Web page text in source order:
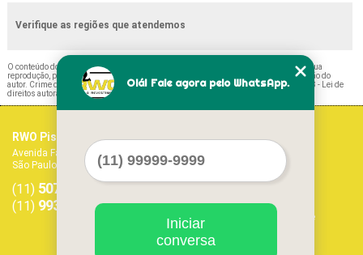
Verifique as regiões que atendemos
O conteúdo do texto " Paviflex Piso Preços Rudge Ramos
" é de direito reservado. Sua
reprodução, parcial ou total, mesmo citando nossos links, é proibida sem a autorização do
autor. Crime de violação de direito autoral – artigo 184 do Código Penal –Lei 9610/98 - Lei de
direitos autorais
RWO Pisos Vinílicos
Avenida Fagundes Filho, 1017 - Vila Monte Alegre
São Paulo - SP - CEP: 04304-011
(11) 5071-1468
(11) 99379-9303
Home
Empresa
Missão
Serviços
Contato
Mapa do site
Olá! Fale agora pelo WhatsApp.
Iniciar
conversa